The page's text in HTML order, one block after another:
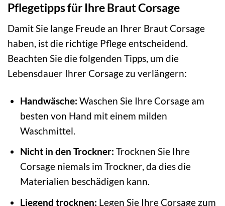
Pflegetipps für Ihre Braut Corsage
Damit Sie lange Freude an Ihrer Braut Corsage
haben, ist die richtige Pflege entscheidend.
Beachten Sie die folgenden Tipps, um die
Lebensdauer Ihrer Corsage zu verlängern:
Handwäsche: Waschen Sie Ihre Corsage am
besten von Hand mit einem milden
Waschmittel.
Nicht in den Trockner: Trocknen Sie Ihre
Corsage niemals im Trockner, da dies die
Materialien beschädigen kann.
Liegend trocknen: Legen Sie Ihre Corsage zum